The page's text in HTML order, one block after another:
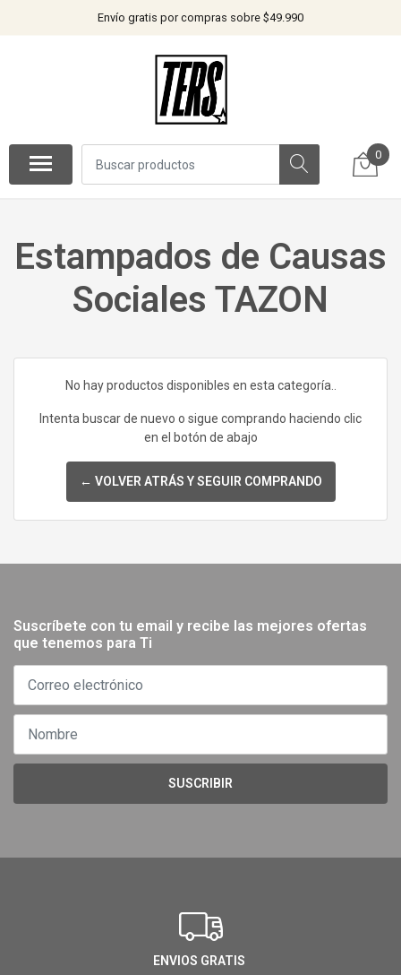
Envío gratis por compras sobre $49.990
0
Estampados de Causas
Sociales TAZON
No hay productos disponibles en esta categoría..
Intenta buscar de nuevo o sigue comprando haciendo clic
en el botón de abajo
← VOLVER ATRÁS Y SEGUIR COMPRANDO
Suscríbete con tu email y recibe las mejores ofertas
que tenemos para Ti
SUSCRIBIR
ENVIOS GRATIS